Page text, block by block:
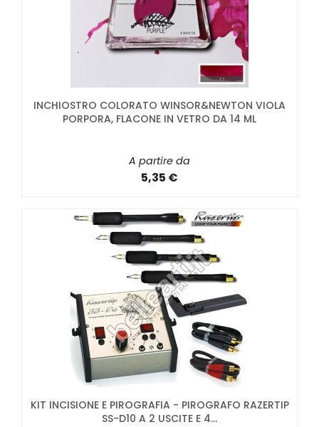
INCHIOSTRO COLORATO WINSOR&NEWTON VIOLA
PORPORA, FLACONE IN VETRO DA 14 ML
A partire da
5,35 €
KIT INCISIONE E PIROGRAFIA - PIROGRAFO RAZERTIP
SS-D10 A 2 USCITE E 4...